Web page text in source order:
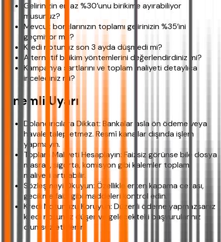
Gelirinizin en az %30’unu birikime ayırabiliyor
musunuz?
Mevcut borçlarınızın toplamı gelirinizin %35’ini
geçmiyor mu?
Kredi notunuz son 3 ayda düşmedi mi?
Alternatif birikim yöntemlerini değerlendirdiniz mi?
Kampanya şartlarını ve toplam maliyeti detaylıca
incelediniz mi?
Önemli Uyarı
Dolandırıcılara Dikkat: Bankalar asla ön ödeme veya
havale talep etmez. Resmî kanallar dışında işlem
yapmayın.
Toplam Maliyeti Hesaplayın: Faizsiz görünse bile dosya
masrafı, sigorta, komisyon gibi kalemler toplam
maliyeti artırabilir.
Sözleşmeyi Okuyun: Özellikle erken kapama cezası,
gecikme faizi gibi maddeleri kontrol edin.
Kredi Notunuzu Koruyun: Düzenli ödeme yapmazsanız
kredi notunuz düşer ve gelecekteki başvurularınız
olumsuz etkilenir.